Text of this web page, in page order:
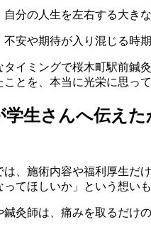
分の人生を左右する大きな
不安や期待が入り混じる時
タイミングで桜木町駅前鍼
とを、本当に光栄に思って
学生さんへ伝えた
は、施術内容や福利厚生だ
ってほしいか」という想い
鍼灸師は、痛みを取るだけ